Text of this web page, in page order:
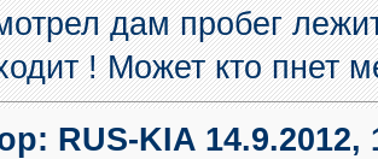
дам пробег
! Может кто пнет
RUS-KIA14.9.2012,